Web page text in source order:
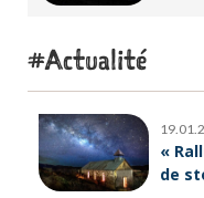
Actualité
«
de